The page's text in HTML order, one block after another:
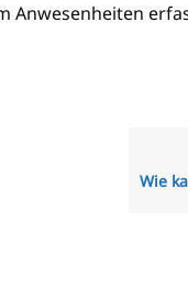
Anwesenheiten